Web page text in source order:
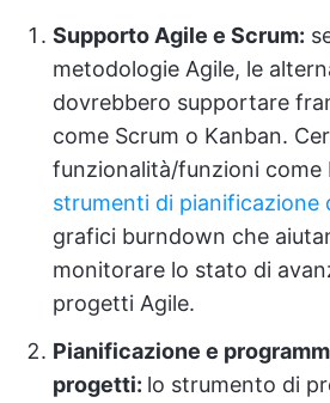
Supporto Agile e Scrum:
metodologie Agile, le
dovrebbero supportare
come Scrum o Kanban.
funzionalità/funzioni come
strumenti di pianificazione
grafici burndown che
monitorare lo stato di
progetti Agile.
Pianificazione e
progetti: lo strumento di